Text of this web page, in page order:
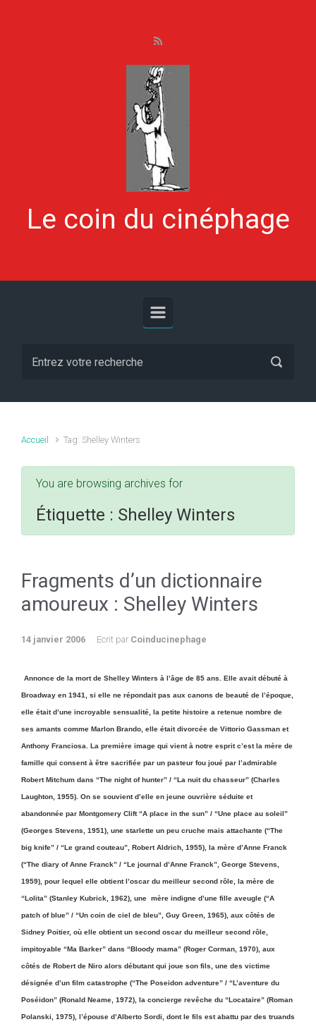
Le coin du cinéphage
Accueil Tag: Shelley Winters
You are browsing archives for
Étiquette : Shelley Winters
Fragments d’un dictionnaire
amoureux : Shelley Winters
14 janvier 2006 Ecrit par Coinducinephage
Annonce de la mort de Shelley Winters à l’âge de 85 ans. Elle avait débuté à
Broadway en 1941, si elle ne répondait pas aux canons de beauté de l’époque,
elle était d’une incroyable sensualité, la petite histoire a retenue nombre de
ses amants comme Marlon Brando, elle était divorcée de Vittorio Gassman et
Anthony Franciosa. La première image qui vient à notre esprit c’est la mère de
famille qui consent à être sacrifiée par un pasteur fou joué par l’admirable
Robert Mitchum dans “The night of hunter” / “La nuit du chasseur” (Charles
Laughton, 1955). On se souvient d’elle en jeune ouvrière séduite et
abandonnée par Montgomery Clift “A place in the sun” / “Une place au soleil”
(Georges Stevens, 1951), une starlette un peu cruche mais attachante (“The
big knife” / “Le grand couteau”, Robert Aldrich, 1955), la mère d’Anne Franck
(“The diary of Anne Franck” / “Le journal d’Anne Franck”, George Stevens,
1959), pour lequel elle obtient l’oscar du meilleur second rôle, la mère de
“Lolita” (Stanley Kubrick, 1962), une mère indigne d’une fille aveugle (“A
patch of blue” / “Un coin de ciel de bleu”, Guy Green, 1965), aux côtés de
Sidney Poitier, où elle obtient un second oscar du meilleur second rôle,
impitoyable “Ma Barker” dans “Bloody mama” (Roger Corman, 1970), aux
côtés de Robert de Niro alors débutant qui joue son fils, une des victime
désignée d’un film catastrophe (“The Poseidon adventure” / “L’aventure du
Poséidon” (Ronald Neame, 1972), la concierge revêche du “Locataire” (Roman
Polanski, 1975), l’épouse d’Alberto Sordi, dont le fils est abattu par des truands